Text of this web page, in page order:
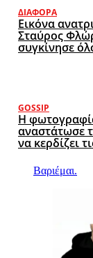
ΔΙΆΦΟΡΑ
Εικόνα
Σταύρος
συγκίνησε
GOSSIP
Η
αναστάτωσε
να κερδίζει
Βαριέμαι.